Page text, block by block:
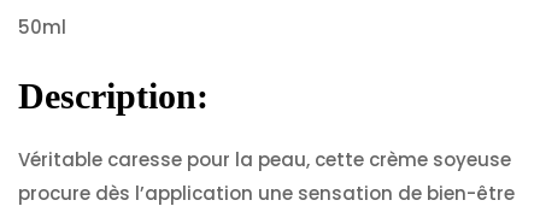
50ml
Description:
Véritable caresse pour la peau, cette crème soyeuse
procure dès l’application une sensation de bien-être